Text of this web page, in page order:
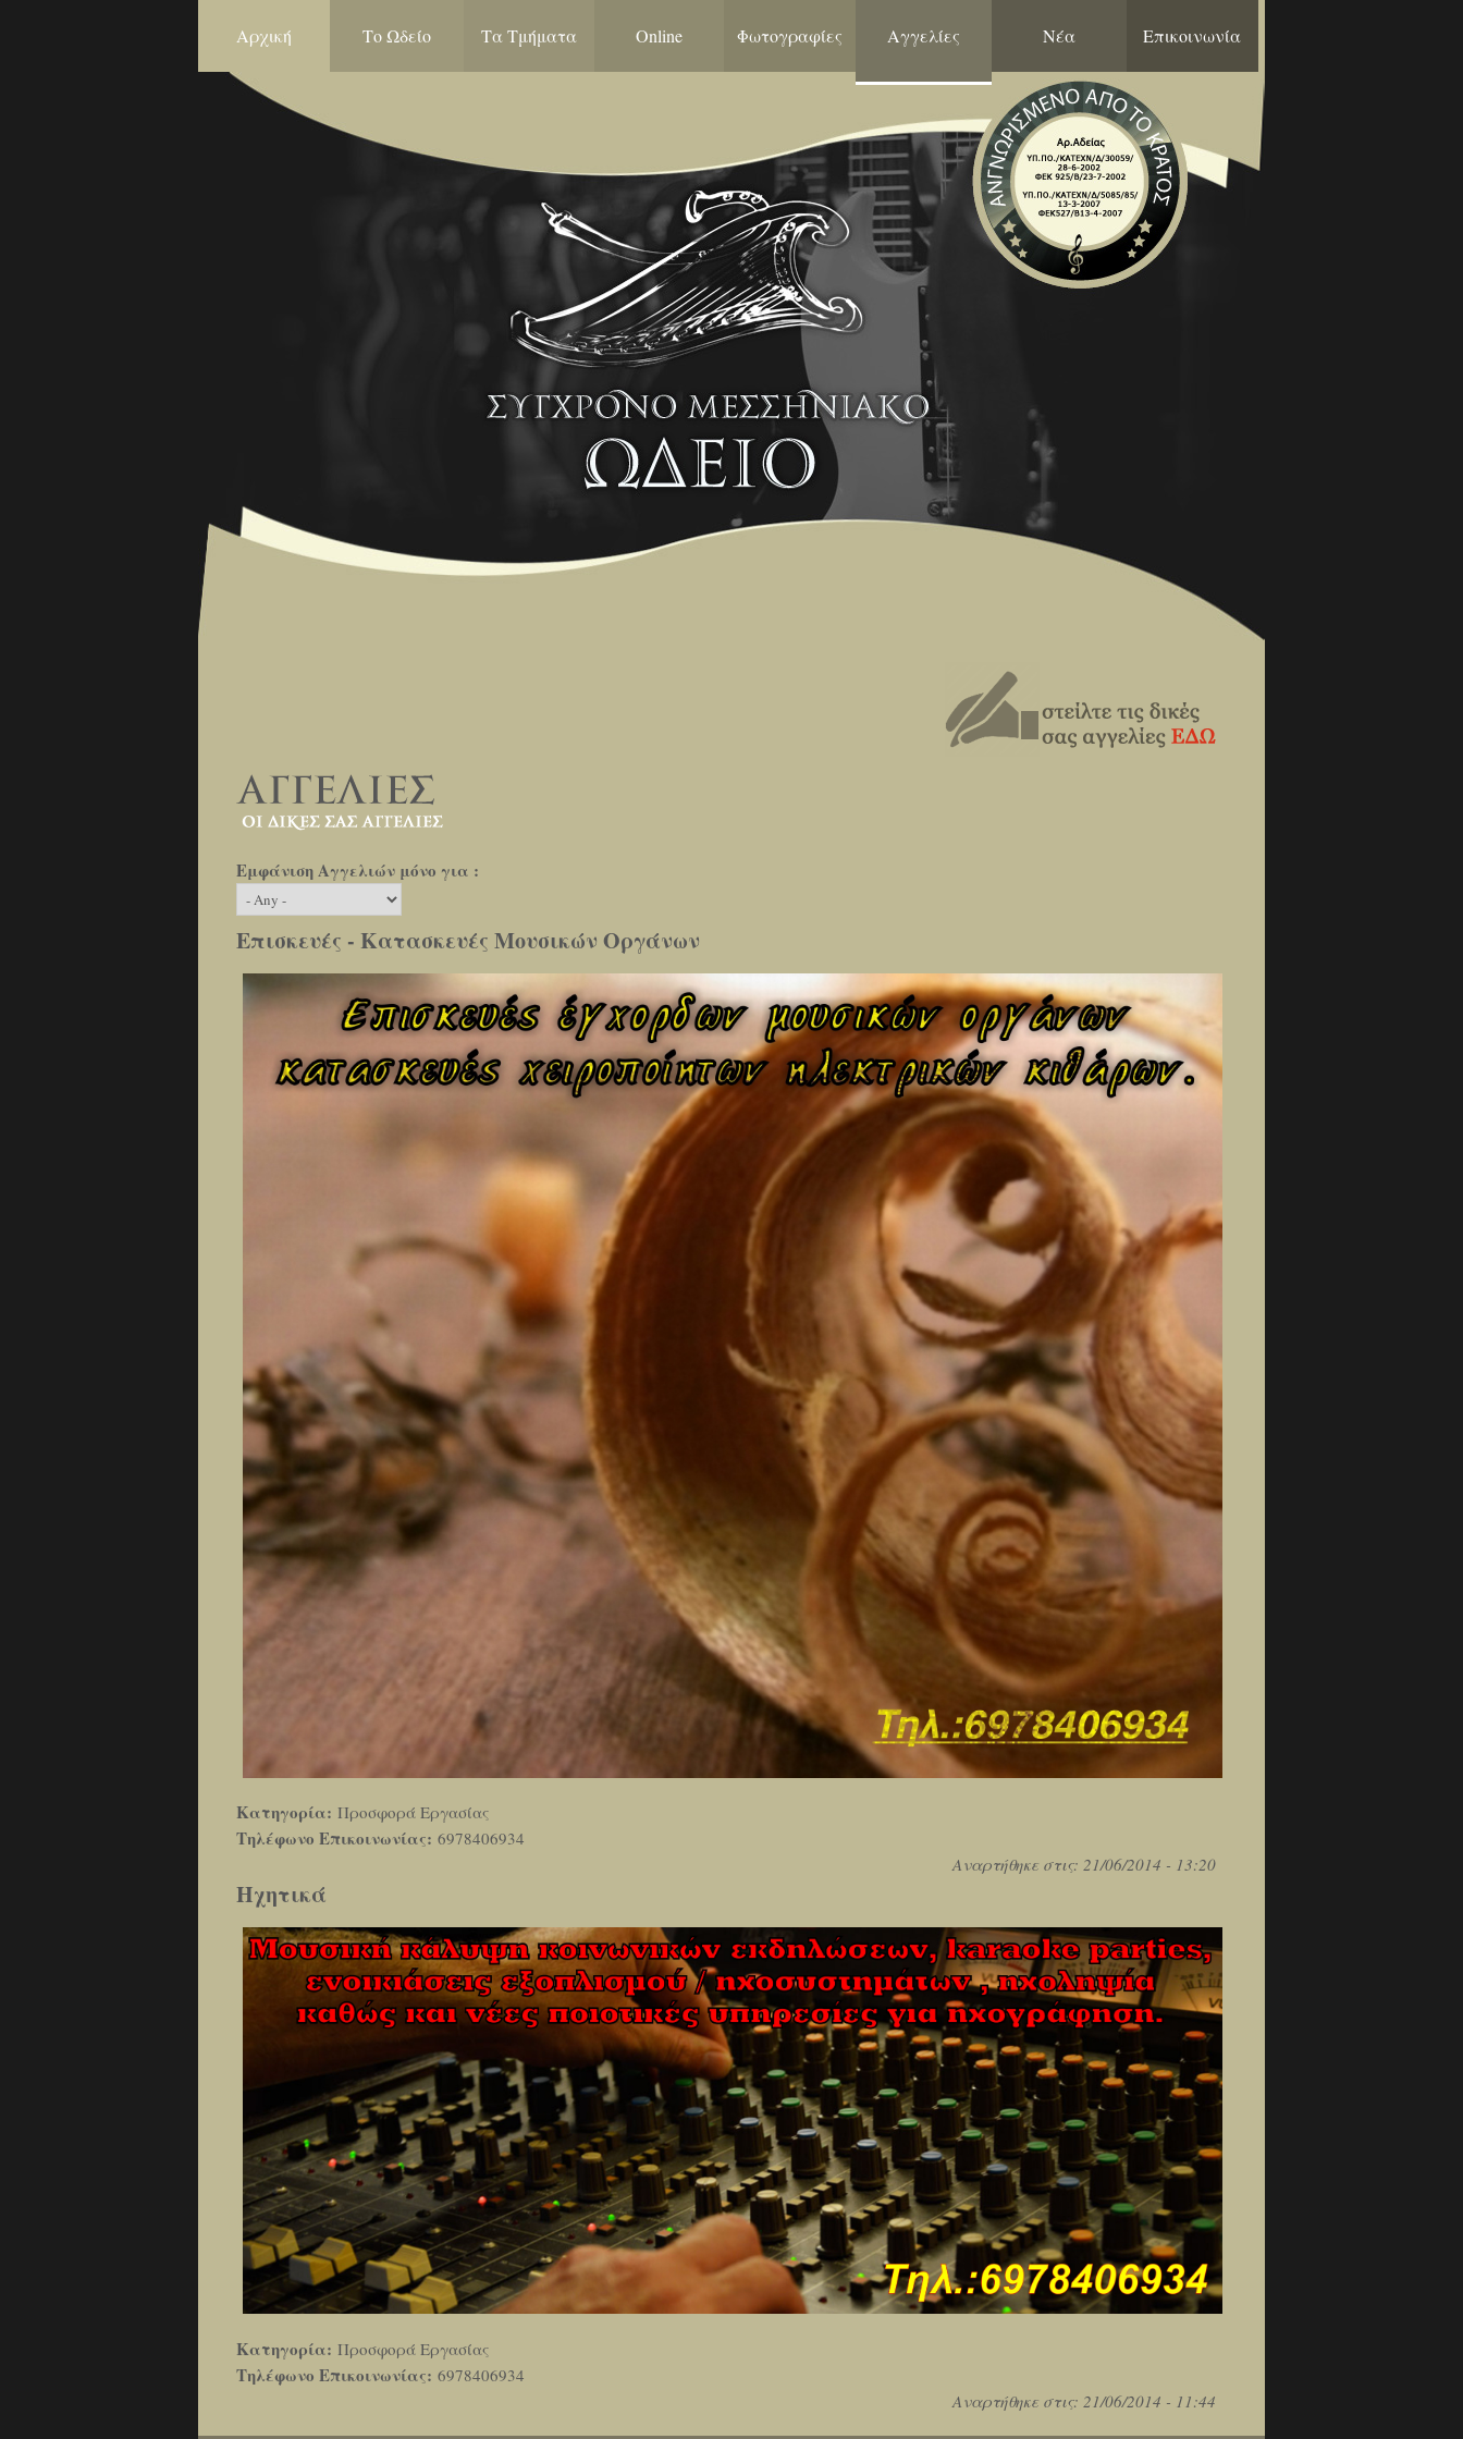
Αρχική Το Ωδείο Τα Τμήματα Online Φωτογραφίες Αγγελίες Νέα Επικοινωνία
Εμφάνιση Αγγελιών μόνο για :
Επισκευές - Κατασκευές Μουσικών Οργάνων
Κατηγορία: Προσφορά Εργασίας
Τηλέφωνο Επικοινωνίας: 6978406934
Αναρτήθηκε στις: 21/06/2014 - 13:20
Ηχητικά
Κατηγορία: Προσφορά Εργασίας
Τηλέφωνο Επικοινωνίας: 6978406934
Αναρτήθηκε στις: 21/06/2014 - 11:44